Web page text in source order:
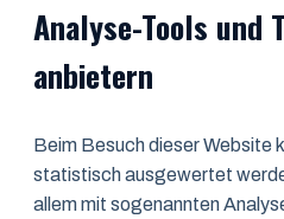
Analyse-Tools
anbietern
Beim Besuch dieser Website
statistisch ausgewertet
allem mit sogenannten